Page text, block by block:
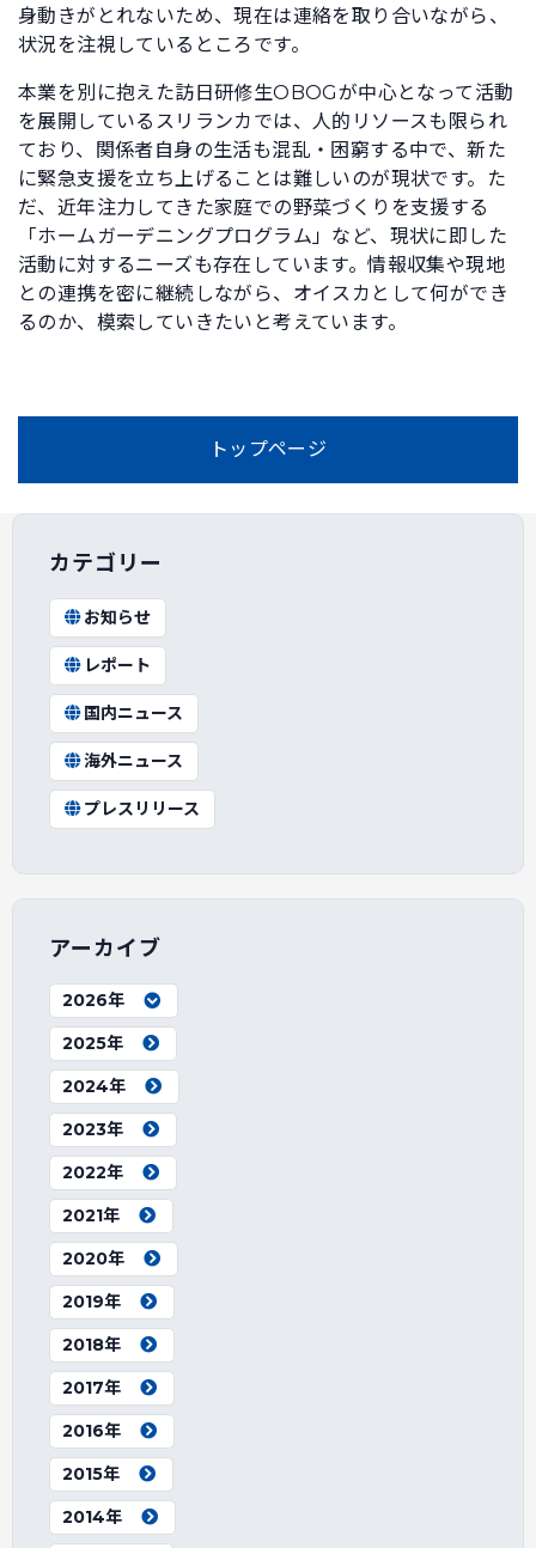
身動きがとれないため、現在は連絡を取り合いながら、
状況を注視しているところです。
本業を別に抱えた訪日研修生OBOGが中心となって活動
を展開しているスリランカでは、人的リソースも限られ
ており、関係者自身の生活も混乱・困窮する中で、新た
に緊急支援を立ち上げることは難しいのが現状です。た
だ、近年注力してきた家庭での野菜づくりを支援する
「ホームガーデニングプログラム」など、現状に即した
活動に対するニーズも存在しています。情報収集や現地
との連携を密に継続しながら、オイスカとして何ができ
るのか、模索していきたいと考えています。
トップページ
カテゴリー
お知らせ
レポート
国内ニュース
海外ニュース
プレスリリース
アーカイブ
2026年
2025年
2024年
2023年
2022年
2021年
2020年
2019年
2018年
2017年
2016年
2015年
2014年